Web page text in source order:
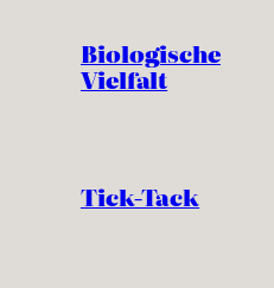
Biologische
Vielfalt
Tick-Tack